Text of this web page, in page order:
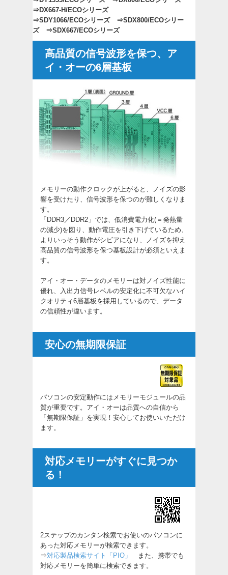
⇒DX667-H/ECOシリーズ
⇒SDY1066/ECOシリーズ ⇒SDX800/ECOシリー
ズ
⇒SDX667/ECOシリーズ
高品質の信号波形を保つ、ア
イ・オーの6層基板
メモリーの動作クロックが上がると、ノイズの影
響を受けたり、信号波形を保つのが難しくなりま
す。
「DDR3／DDR2」では、低消費電力化(＝発熱量
の減少)を図り、動作電圧を引き下げているため、
よりいっそう動作がシビアになり、ノイズを抑え
高品質の信号波形を保つ基板設計が必須といえま
す。
アイ・オー・データのメモリーは対ノイズ性能に
優れ、入出力信号レベルの安定化に不可欠なハイ
クオリティ6層基板を採用しているので、データ
の信頼性が違います。
安心の無期限保証
パソコンの安定動作にはメモリーモジュールの品
質が重要です。アイ・オーは品質への自信から
「無期限保証」を実現！安心してお使いいただけ
ます。
対応メモリーがすぐに見つか
る！
2ステップのカンタン検索でお使いのパソコンに
あった対応メモリーが検索できます。
⇒対応製品検索サイト「PIO」
また、携帯でも
対応メモリーを簡単に検索できます。